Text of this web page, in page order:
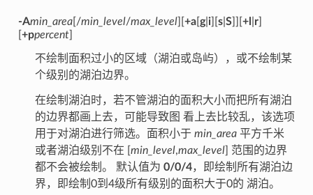
-Amin_area[/min_level/max_level][ +a[ g|i][ s| S]][ +l r]
+ppercent]
不绘制面积过小的区域（湖泊或岛屿），或不绘制某
个级别的湖泊边界。
在绘制湖泊时，若不管湖泊的面积大小而把所有湖泊
的边界都画上去，可能导致图 看上去比较乱，该选项
用于对湖泊进行筛选。面积小于 min_area平方千米
或者湖泊级别不在 [ min_level,max_level] 范围的边界
都不会被绘制。 默认值为 0/0/4，即绘制所有湖泊边
界，即绘制0到4级所有级别的面积大于0的 湖泊。